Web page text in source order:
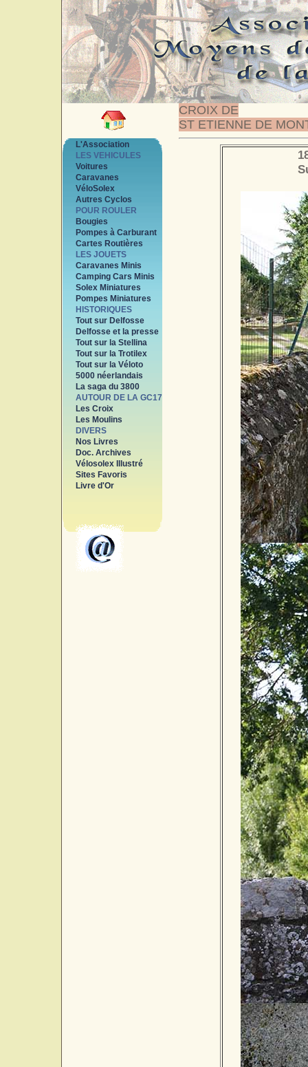
CROIX DE
ST ETIENNE DE
L'Association
LES VEHICULES
Voitures
Caravanes
VéloSolex
Autres Cyclos
POUR ROULER
Bougies
Pompes à Carburant
Cartes Routières
LES JOUETS
Caravanes Minis
Camping Cars Minis
Solex Miniatures
Pompes Miniatures
HISTORIQUES
Tout sur Delfosse
Delfosse et la presse
Tout sur la Stellina
Tout sur la Trotilex
Tout sur la Véloto
5000 néerlandais
La saga du 3800
AUTOUR DE LA GC17
Les Croix
Les Moulins
DIVERS
Nos Livres
Doc. Archives
Vélosolex Illustré
Sites Favoris
Livre d'Or